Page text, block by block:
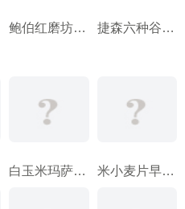
鲍伯红磨坊全麦粉 捷森六种谷物麦片
白玉米玛萨湿面团 米小麦片早餐谷类食品